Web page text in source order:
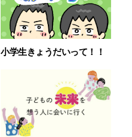
小学生きょうだいって！！